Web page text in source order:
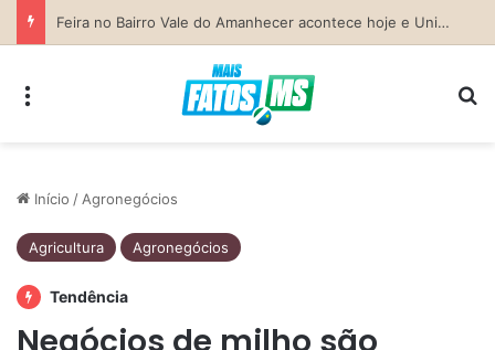
Previsão do Tempo para Costa Rica nesta sexta-feira (7)
Início / Agronegócios
Agricultura Agronegócios
Tendência